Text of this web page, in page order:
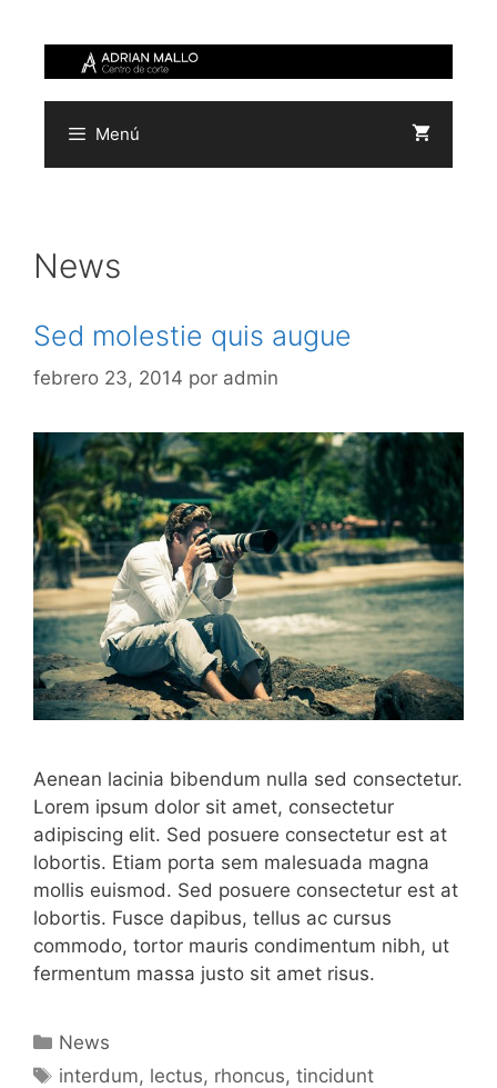
contenido
Menú
News
Sed molestie quis augue
febrero 23, 2014 por admin
Aenean lacinia bibendum nulla sed consectetur.
Lorem ipsum dolor sit amet, consectetur
adipiscing elit. Sed posuere consectetur est at
lobortis. Etiam porta sem malesuada magna
mollis euismod. Sed posuere consectetur est at
lobortis. Fusce dapibus, tellus ac cursus
commodo, tortor mauris condimentum nibh, ut
fermentum massa justo sit amet risus.
Categorías
News
Etiquetas
interdum, lectus, rhoncus,tincidunt